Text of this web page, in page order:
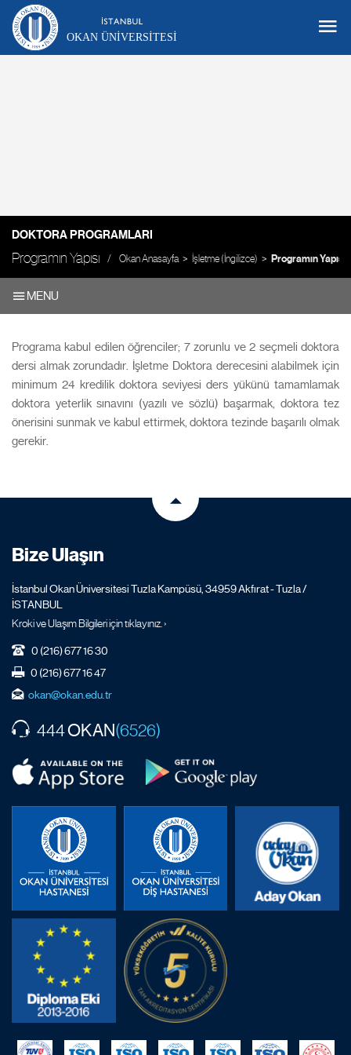
OKAN ÜNIVERSITESI
DOKTORA PROGRAMLARI
Programın Yapısı Okan Anasayfa İşletme (İngilizce) Programın Yapısı
MENU
Programa kabul edilen öğrenciler; 7 zorunlu ve 2 seçmeli doktora
dersi almak zorundadır. İşletme Doktora derecesini alabilmek için
minimum 24 kredilik doktora seviyesi ders yükünü tamamlamak
doktora yeterlik sınavını (yazılı ve sözlü) başarmak, doktora tez
önerisini sunmak ve kabul ettirmek, doktora tezinde başarılı olmak
gerekir.
Bize Ulaşın
İstanbul Okan Üniversitesi Tuzla Kampüsü, 34959 Akfırat - Tuzla /
İSTANBUL
Kroki ve Ulaşım Bilgileri için tıklayınız. ›
0 (216) 677 16 30
0 (216) 677 16 47
okan@okan.edu.tr
444OKAN(6526)